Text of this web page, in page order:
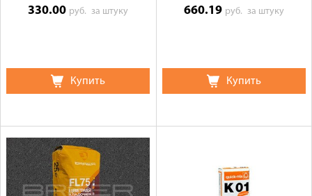
330.00 руб.за штуку
Купить
660.19 руб. за штуку
Купить